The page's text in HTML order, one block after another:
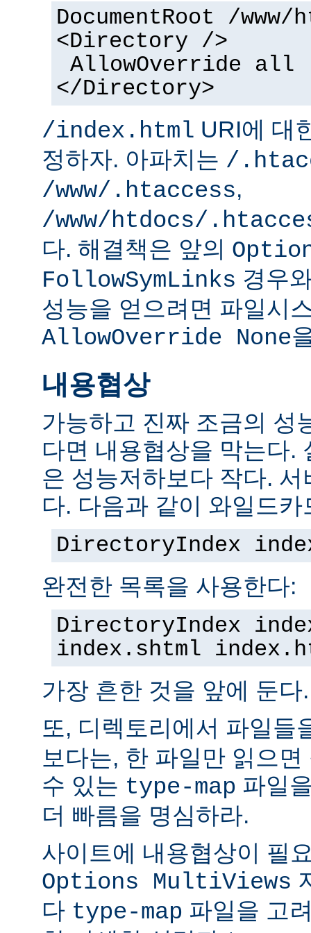
DocumentRoot /www/
<Directory />
AllowOverride all
</Directory>
/index.html URI에 대
정하자. 아파치는 /
/www/.htaccess,
/www/htdocs/
다. 해결책은 앞의
FollowSymLinks 경우
성능을 얻으려면 파일시
AllowOverride None
내용협상
가능하고 진짜 조금의 성
다면 내용협상을 막는다.
은 성능저하보다 작다.
다. 다음과 같이 와일드
DirectoryIndex
완전한 목록을 사용한다:
DirectoryIndex
index.shtml
가장 흔한 것을 앞에 둔다.
또, 디렉토리에서 파일들
보다는, 한 파일만 읽으
수 있는 type-map 파일
더 빠름을 명심하라.
사이트에 내용협상이 필
Options MultiViews
다 type-map 파일을 고